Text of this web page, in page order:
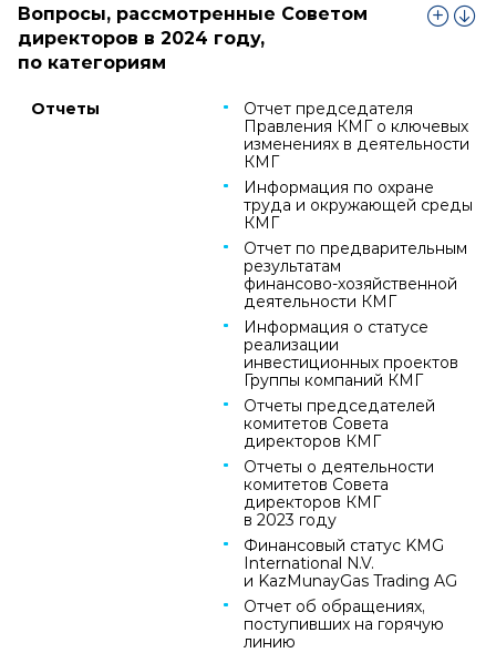
Вопросы, рассмотренные Советом
директоров в 2024 году,
по категориям
Отчеты
Отчет председателя
Правления КМГ о ключевых
изменениях в деятельности
КМГ
Информация по охране
труда и окружающей среды
КМГ
Отчет по предварительным
результатам
финансово‑хозяйственной
деятельности КМГ
Информация о статусе
реализации
инвестиционных проектов
Группы компаний КМГ
Отчеты председателей
комитетов Совета
директоров КМГ
Отчеты о деятельности
комитетов Совета
директоров КМГ
в 2023 году
Финансовый статус KMG
International N.V.
и KazMunayGas Trading AG
Отчет об обращениях,
поступивших на горячую
линию